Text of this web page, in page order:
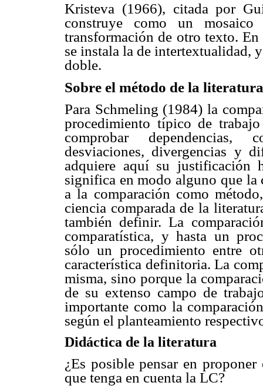
Kristeva (1966), citada por
construye como un
transformación de otro texto.
se instala la de intertextualidad,
doble.
Sobre el método de la
Para Schmeling (1984) la
procedimiento típico de
comprobar dependencias,
desviaciones, divergencias y
adquiere aquí su justificación
significa en modo alguno que la
a la comparación como
ciencia comparada de la
también definir. La
comparatística, y hasta un
sólo un procedimiento entre
característica definitoria. La
misma, sino porque la
de su extenso campo de
importante como la
según el planteamiento
Didáctica de la literatura
¿Es posible pensar en
que tenga en cuenta la LC?